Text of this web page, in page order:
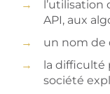
l’utilisation
API, aux
un nom de
la difficulté
société